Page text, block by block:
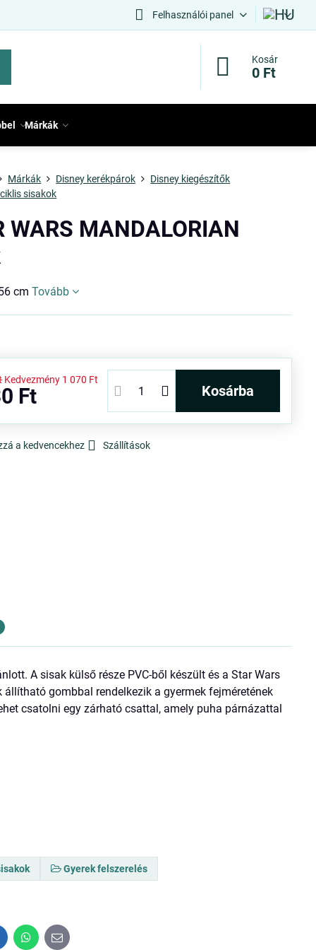
Felhasználói panel
Kosár
0 Ft
Márkák
Márkák Disney kerékpárok
Disney kiegészítők
sisakok
WARS MANDALORIAN
cmTovább
Kedvezmény 1 070 Ft
Ft kosárba
a kedvencekhez Szállítások
A sisak külső része PVC-ből készült és a Star Wars
gombbal rendelkezik a gyermek fejméretének
csatolni egy zárható csattal, amely puha párnázattal
Gyerek felszerelés
WhatsApp
E-